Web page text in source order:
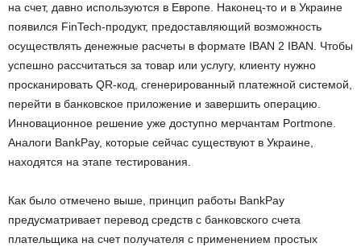
на счет, давно используются в Европе. Наконец-то и в Украине
появился FinTech-продукт, предоставляющий возможность
осуществлять денежные расчеты в формате IBAN 2 IBAN. Чтобы
успешно рассчитаться за товар или услугу, клиенту нужно
просканировать QR-код, сгенерированный платежной системой,
перейти в банковское приложение и завершить операцию.
Инновационное решение уже доступно мерчантам Portmone.
Аналоги BankPay, которые сейчас существуют в Украине,
находятся на этапе тестирования.
Как было отмечено выше, принцип работы BankPay
предусматривает перевод средств с банковского счета
плательщика на счет получателя с применением простых